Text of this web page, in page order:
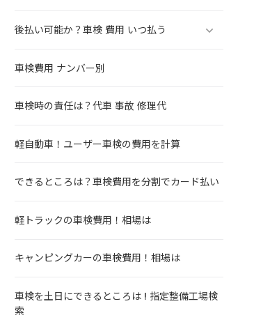
後払い可能か？車検 費用 いつ払う
車検費用 ナンバー別
車検時の責任は？代車 事故 修理代
軽自動車！ユーザー車検の費用を計算
できるところは？車検費用を分割でカード払い
軽トラックの車検費用！相場は
キャンピングカーの車検費用！相場は
車検を土日にできるところは ! 指定整備工場検
索